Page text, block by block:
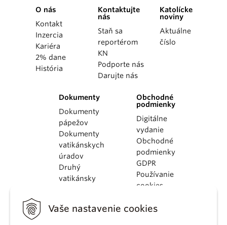
Vaše nastavenie cookies
O nás
Kontakt
Inzercia
Kariéra
2% dane
História
Kontaktujte
nás
Staň sa
reportérom
KN
Podporte nás
Darujte nás
Katolícke
noviny
Aktuálne
číslo
Dokumenty
Dokumenty
pápežov
Dokumenty
vatikánskych
úradov
Druhý
vatikánsky
KBS
Obchodné
podmienky
Digitálne
vydanie
Obchodné
podmienky
GDPR
Používanie
cookies